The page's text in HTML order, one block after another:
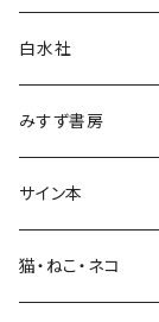
言語・ことば
白水社
みすず書房
サイン本
猫・ねこ・ネコ